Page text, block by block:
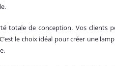
totale de conception. Vos clients
le choix idéal pour créer une